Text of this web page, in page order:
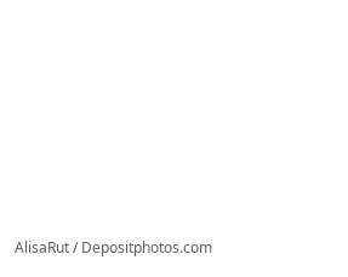
AlisaRut / Depositphotos.com